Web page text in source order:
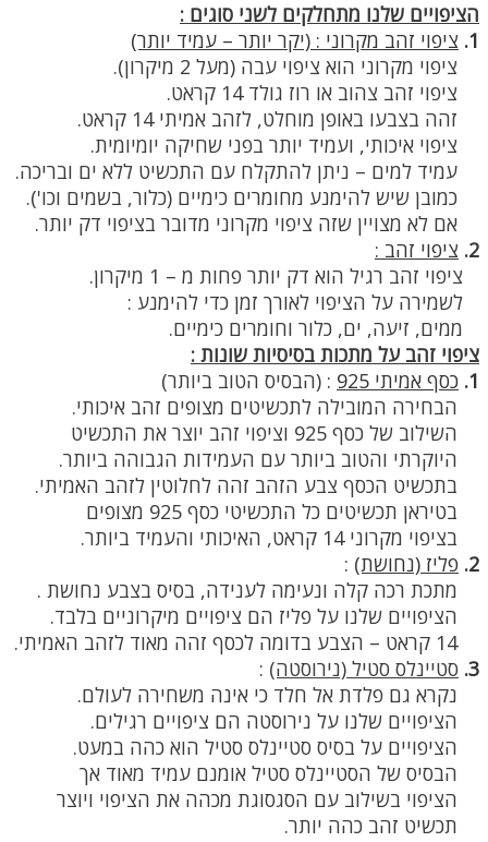
הציפויים שלנו מתחלקים לשני סוגים :
1. ציפוי זהב מקרוני : (יקר יותר – עמיד יותר)
ציפוי מקרוני הוא ציפוי עבה (מעל 2 מיקרון).
ציפוי זהב צהוב או רוז גולד 14 קראט.
זהה בצבעו באופן מוחלט, לזהב אמיתי 14 קראט.
ציפוי איכותי, ועמיד יותר בפני שחיקה יומיומית.
עמיד למים – ניתן להתקלח עם התכשיט ללא ים ובריכה.
כמובן שיש להימנע מחומרים כימיים (כלור, בשמים וכו').
אם לא מצויין שזה ציפוי מקרוני מדובר בציפוי דק יותר.
2. ציפוי זהב :
ציפוי זהב רגיל הוא דק יותר פחות מ – 1 מיקרון.
לשמירה על הציפוי לאורך זמן כדי להימנע :
ממים, זיעה, ים, כלור וחומרים כימיים.
ציפוי זהב על מתכות בסיסיות שונות :
1. כסף אמיתי 925 : (הבסיס הטוב ביותר)
הבחירה המובילה לתכשיטים מצופים זהב איכותי.
השילוב של כסף 925 וציפוי זהב יוצר את התכשיט
היוקרתי והטוב ביותר עם העמידות הגבוהה ביותר.
בתכשיט הכסף צבע הזהב זהה לחלוטין לזהב האמיתי.
בטיראן תכשיטים כל התכשיטי כסף 925 מצופים
בציפוי מקרוני 14 קראט, האיכותי והעמיד ביותר.
2. פליז (נחושת) :
מתכת רכה קלה ונעימה לענידה, בסיס בצבע נחושת .
הציפויים שלנו על פליז הם ציפויים מיקרוניים בלבד.
14 קראט – הצבע בדומה לכסף זהה מאוד לזהב האמיתי.
3. סטיינלס סטיל (נירוסטה) :
נקרא גם פלדת אל חלד כי אינה משחירה לעולם.
הציפויים שלנו על נירוסטה הם ציפויים רגילים.
הציפויים על בסיס סטיינלס סטיל הוא כהה במעט.
הבסיס של הסטיינלס סטיל אומנם עמיד מאוד אך
הציפוי בשילוב עם הסגסוגת מכהה את הציפוי ויוצר
תכשיט זהב כהה יותר.